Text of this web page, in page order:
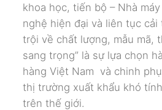
khoa học, tiến bộ – Nhà
nghệ hiện đại và liên tục cải
trội về chất lượng, mẫu mã,
sang trọng” là sự lựa chọn
hàng Việt Nam và chinh
thị trường xuất khẩu khó
trên thế giới.